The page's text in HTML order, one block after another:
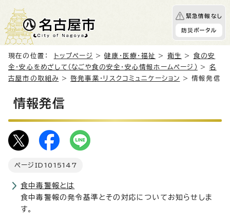
緊急情報なし
防災ポータル
現在の位置： トップページ >健康・医療・福祉 > 衛生 > 食の安
全・安心をめざして（なごや食の安全・安心情報ホームページ）
> 名
古屋市の取組み >啓発事業・リスクコミュニケーション > 情報発信
情報発信
ページID 1015147
食中毒警報とは
食中毒警報の発令基準とその対応についてお知らせしま
す。